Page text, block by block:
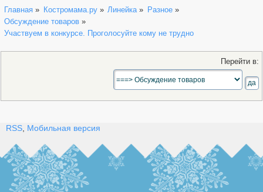
Главная » Костромама.ру» Линейка» Разное»
Обсуждение товаров »
Участвуем в конкурсе. Проголосуйте кому не трудно
Перейти в:
RSS, Мобильная версия